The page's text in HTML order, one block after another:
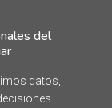
del
datos,